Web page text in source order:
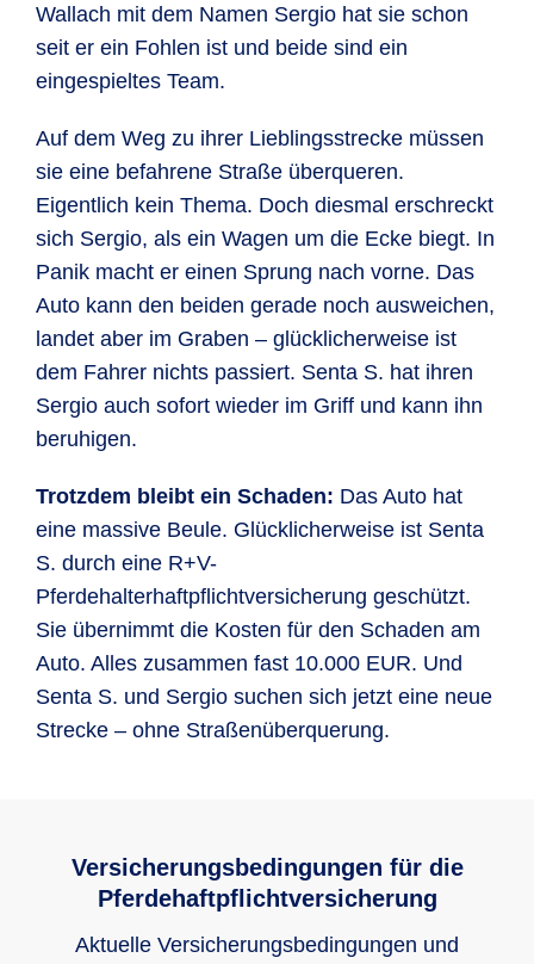
Wallach mit dem Namen Sergio hat sie schon
seit er ein Fohlen ist und beide sind ein
eingespieltes Team.
Auf dem Weg zu ihrer Lieblingsstrecke müssen
sie eine befahrene Straße überqueren.
Eigentlich kein Thema. Doch diesmal erschreckt
sich Sergio, als ein Wagen um die Ecke biegt. In
Panik macht er einen Sprung nach vorne. Das
Auto kann den beiden gerade noch ausweichen,
landet aber im Graben – glücklicherweise ist
dem Fahrer nichts passiert. Senta S. hat ihren
Sergio auch sofort wieder im Griff und kann ihn
beruhigen.
Trotzdem bleibt ein Schaden: Das Auto hat
eine massive Beule. Glücklicherweise ist Senta
S. durch eine R+V-
Pferdehalterhaftpflichtversicherung geschützt.
Sie übernimmt die Kosten für den Schaden am
Auto. Alles zusammen fast 10.000 EUR. Und
Senta S. und Sergio suchen sich jetzt eine neue
Strecke – ohne Straßenüberquerung.
Versicherungsbedingungen für die
Pferdehaftpflichtversicherung
Aktuelle Versicherungsbedingungen und